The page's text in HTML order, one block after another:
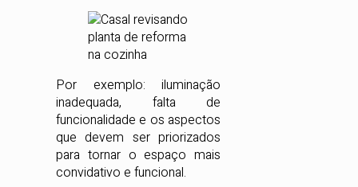
Por exemplo: iluminação
inadequada, falta de
funcionalidade e os aspectos
que devem ser priorizados
para tornar o espaço mais
convidativo e funcional.